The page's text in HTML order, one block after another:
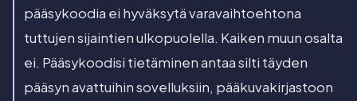
pääsykoodia ei hyväksytä varavaihtoehtona
tuttujen sijaintien ulkopuolella. Kaiken muun osalta
ei. Pääsykoodisi tietäminen antaa silti täyden
pääsyn avattuihin sovelluksiin, pääkuvakirjastoon